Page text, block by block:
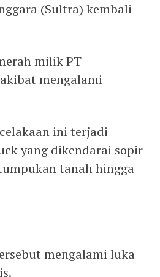
(Sultra) kembali
milik PT
mengalami
ini terjadi
yang dikendarai sopir
tanah hingga
mengalami luka